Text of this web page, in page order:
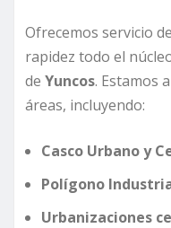
Ofrecemos servicio
rapidez todo el
de Yuncos. Estamos
áreas, incluyendo:
Casco Urbano y
Polígono
Urbanizaciones